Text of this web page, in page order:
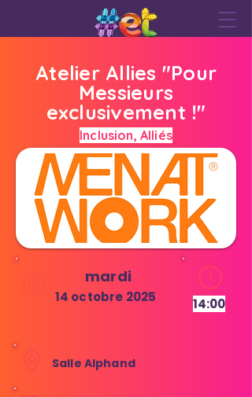
Atelier Allies "Pour
Messieurs
exclusivement !"
Inclusion, Alliés
mardi
14 octobre 2025 14:00
Salle Alphand